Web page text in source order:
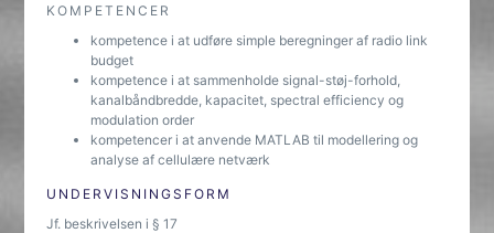
KOMPETENCER
kompetence i at udføre simple beregninger af radio link
budget
kompetence i at sammenholde signal-støj-forhold,
kanalbåndbredde, kapacitet, spectral efficiency og
modulation order
kompetencer i at anvende MATLAB til modellering og
analyse af cellulære netværk
UNDERVISNINGSFORM
Jf. beskrivelsen i § 17